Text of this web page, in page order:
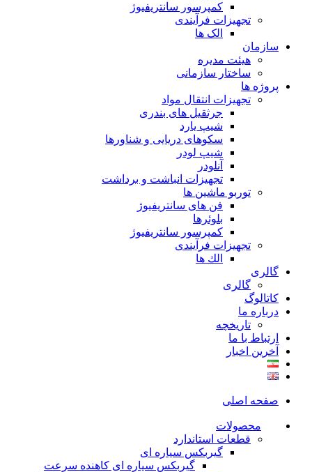
کمپرسور سانتریفیوژ
تجهیزات فرآیندی
الک ها
سازمان
هيئت مديره
ساختار سازمانی
پروژه ها
تجهيزات انتقال مواد
جرثقيل های بندری
شيپ يارد
سكوهای دريايی و شناورها
شيپ لودر
آنلودر
تجهيزات انباشت و برداشت
توربو ماشين ها
فن های سانتريفيوژ
بلوئرها
کمپرسور سانتریفیوژ
تجهیزات فرآیندی
الك ها
گالری
گالری
کاتالوگ
درباره ما
تاريخچه
ارتباط با ما
آخرین اخبار
صفحه اصلی
محصولات
قطعات استاندارد
گيربكس سياره ای
گيربكس سياره ای كاهنده سرعت